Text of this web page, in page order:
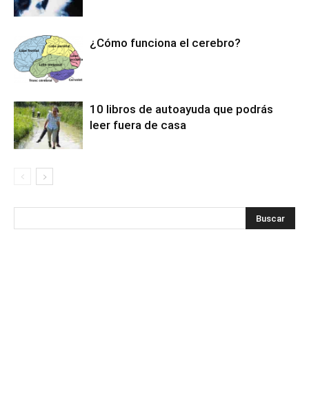
¿Cómo funciona el cerebro?
10 libros de autoayuda que podrás
leer fuera de casa